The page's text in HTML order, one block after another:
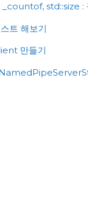
std::size :
트 해보기
만들기